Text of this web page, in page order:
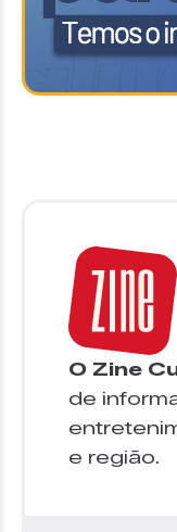
O Zine
de
e região.